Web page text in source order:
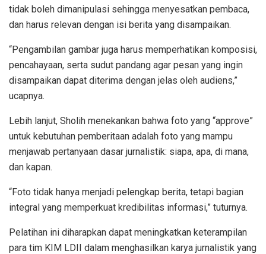
tidak boleh dimanipulasi sehingga menyesatkan pembaca,
dan harus relevan dengan isi berita yang disampaikan.
“Pengambilan gambar juga harus memperhatikan komposisi,
pencahayaan, serta sudut pandang agar pesan yang ingin
disampaikan dapat diterima dengan jelas oleh audiens,”
ucapnya.
Lebih lanjut, Sholih menekankan bahwa foto yang “approve”
untuk kebutuhan pemberitaan adalah foto yang mampu
menjawab pertanyaan dasar jurnalistik: siapa, apa, di mana,
dan kapan.
“Foto tidak hanya menjadi pelengkap berita, tetapi bagian
integral yang memperkuat kredibilitas informasi,” tuturnya.
Pelatihan ini diharapkan dapat meningkatkan keterampilan
para tim KIM LDII dalam menghasilkan karya jurnalistik yang